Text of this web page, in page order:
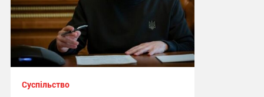
Суспільство